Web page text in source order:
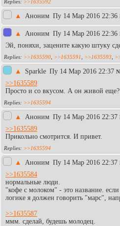
>>1635592
▲ Аноним Пy 14 Мар 2016 22:36
▲ Aнoним Пy 14 Мар 2016 22:36
Эй, поняхи, зацените какую штуку
>>1635590 >>1635591 >>1635593
▲ Sparkle Пy 14 Мар 2016 22:37
>>1635589
Просто и со вкусом. А он живой еще?
>>1635594
▲ Аноним Пy 14 Мар 2016 22:37
>>1635589
Прикольно смотрится. И привет.
>>1635594
▲ Аноним Пy 14 Мар 2016 22:37
>>1635584
нормальные люди.
"кофе с молоком" - это название.
логике я должен говорить "марс",
>>1635587
ммм. сделай, будешь молодец.